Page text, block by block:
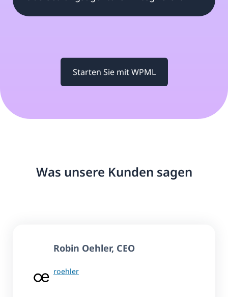
Starten Sie mit WPML
Was unsere Kunden sagen
Robin Oehler, CEO
roehler